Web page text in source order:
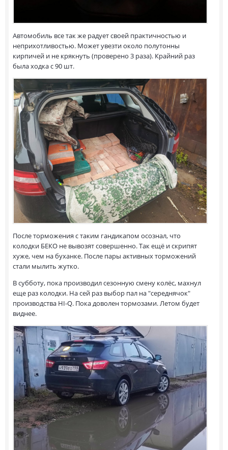
Автомобиль все так же радует своей практичностью и
неприхотливостью. Может увезти около полутонны
кирпичей и не крякнуть (проверено 3 раза). Крайний раз
была ходка с 90 шт.
После торможения с таким гандикапом осознал, что
колодки БЕКО не вывозят совершенно. Так ещё и скрипят
хуже, чем на буханке. После пары активных торможений
стали мылить жутко.
В субботу, пока производил сезонную смену колёс, махнул
еще раз колодки. На сей раз выбор пал на "середнячок"
производства HI-Q. Пока доволен тормозами. Летом будет
виднее.